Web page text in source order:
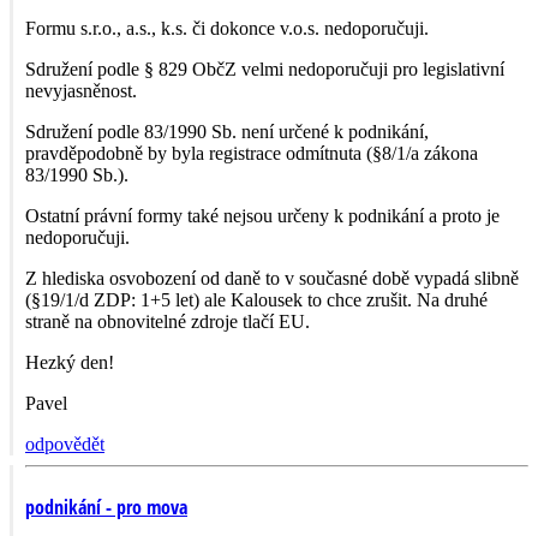
Formu s.r.o., a.s., k.s. či dokonce v.o.s. nedoporučuji.
Sdružení podle § 829 ObčZ velmi nedoporučuji pro legislativní
nevyjasněnost.
Sdružení podle 83/1990 Sb. není určené k podnikání,
pravděpodobně by byla registrace odmítnuta (§8/1/a zákona
83/1990 Sb.).
Ostatní právní formy také nejsou určeny k podnikání a proto je
nedoporučuji.
Z hlediska osvobození od daně to v současné době vypadá slibně
(§19/1/d ZDP: 1+5 let) ale Kalousek to chce zrušit. Na druhé
straně na obnovitelné zdroje tlačí EU.
Hezký den!
Pavel
odpovědět
podnikání - pro mova